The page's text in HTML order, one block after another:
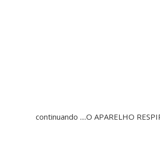
continuando ....O APARELHO